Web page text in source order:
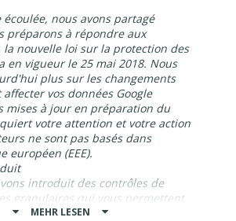
nous avons partagé
préparons à répondre aux
la nouvelle loi sur la protection des
en vigueur le 25 mai 2018. Nous
plus sur les changements
vos données Google
mises à jour en préparation du
votre attention et votre action
ne sont pas basés dans
européen (EEE).
introduit des contrôles de
granulaires qui vous permettent
conservation de vos données
MEHR LESEN